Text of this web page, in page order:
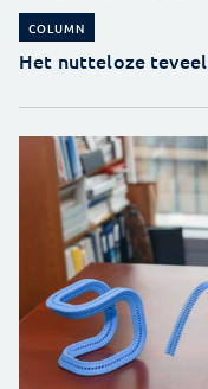
COLUMN
Het nutteloze teveel